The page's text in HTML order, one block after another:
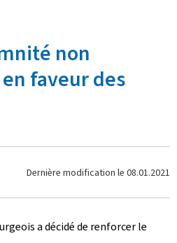
non
faveur des
Dernière modification le 08.01.2021
a décidé de renforcer le